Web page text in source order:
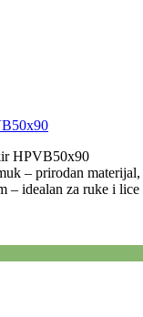
HPVB50x90
– prirodan
– idealan za ruke i lice